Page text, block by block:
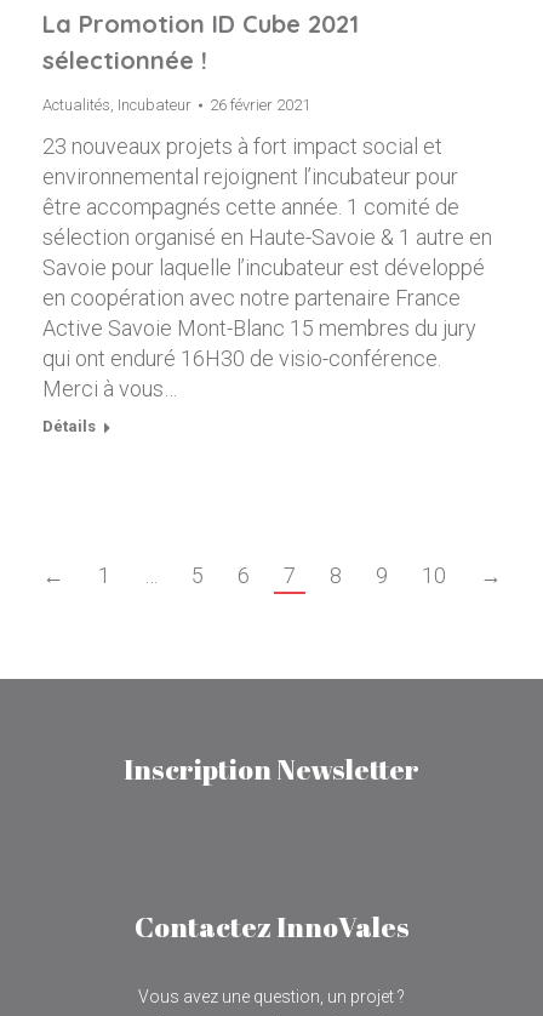
La Promotion ID Cube 2021
sélectionnée !
Actualités, Incubateur 26 février 2021
23 nouveaux projets à fort impact social et
environnemental rejoignent l’incubateur pour
être accompagnés cette année. 1 comité de
sélection organisé en Haute-Savoie & 1 autre en
Savoie pour laquelle l’incubateur est développé
en coopération avec notre partenaire France
Active Savoie Mont-Blanc 15 membres du jury
qui ont enduré 16H30 de visio-conférence.
Merci à vous…
Détails
← 1 … 5 6 7 8 9 10 →
Inscription Newsletter
Contactez InnoVales
Vous avez une question, un projet ?